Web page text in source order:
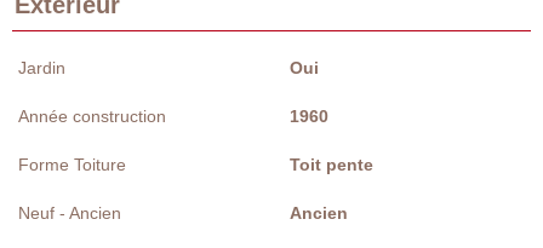
Jardin Oui
Année construction 1960
Forme Toiture Toit pente
Neuf - Ancien Ancien